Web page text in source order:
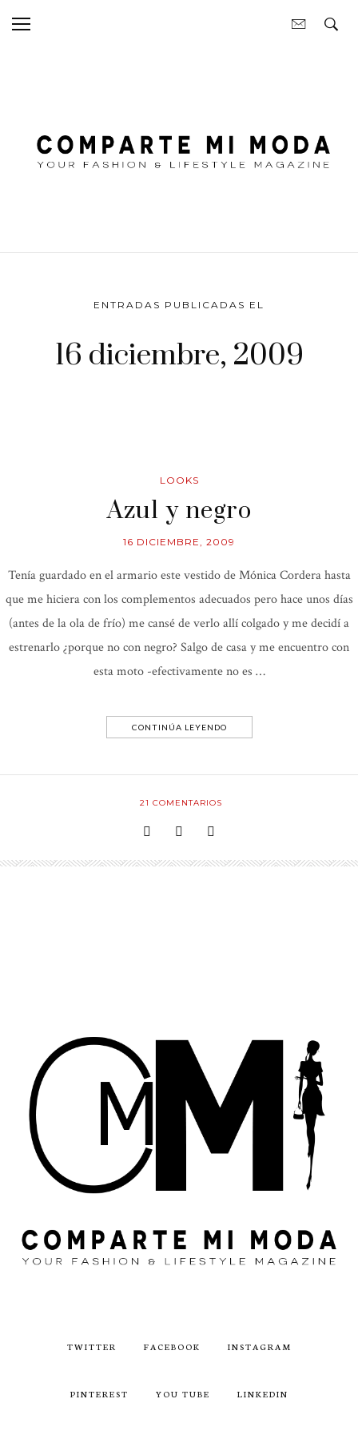
ENTRADAS PUBLICADAS EL
16 diciembre, 2009
LOOKS
Azul y negro
16 DICIEMBRE, 2009
Tenía guardado en el armario este vestido de Mónica Cordera hasta
que me hiciera con los complementos adecuados pero hace unos días
(antes de la ola de frío) me cansé de verlo allí colgado y me decidí a
estrenarlo ¿porque no con negro? Salgo de casa y me encuentro con
esta moto -efectivamente no es …
CONTINÚA LEYENDO
21 COMENTARIOS
TWITTER FACEBOOK INSTAGRAM
PINTEREST YOU TUBE LINKEDIN